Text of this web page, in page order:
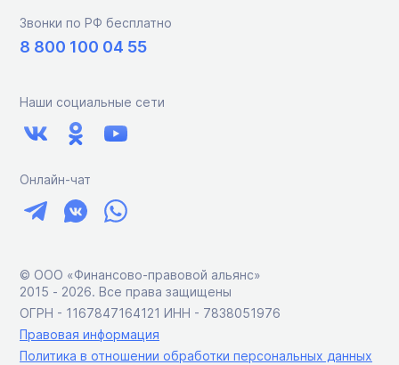
Звонки по РФ бесплатно
8 800 100 04 55
Наши социальные сети
Онлайн-чат
© ООО «Финансово-правовой альянс»
2015 ‑ 2026. Все права защищены
ОГРН - 1167847164121 ИНН - 7838051976
Правовая информация
Политика в отношении обработки персональных данных